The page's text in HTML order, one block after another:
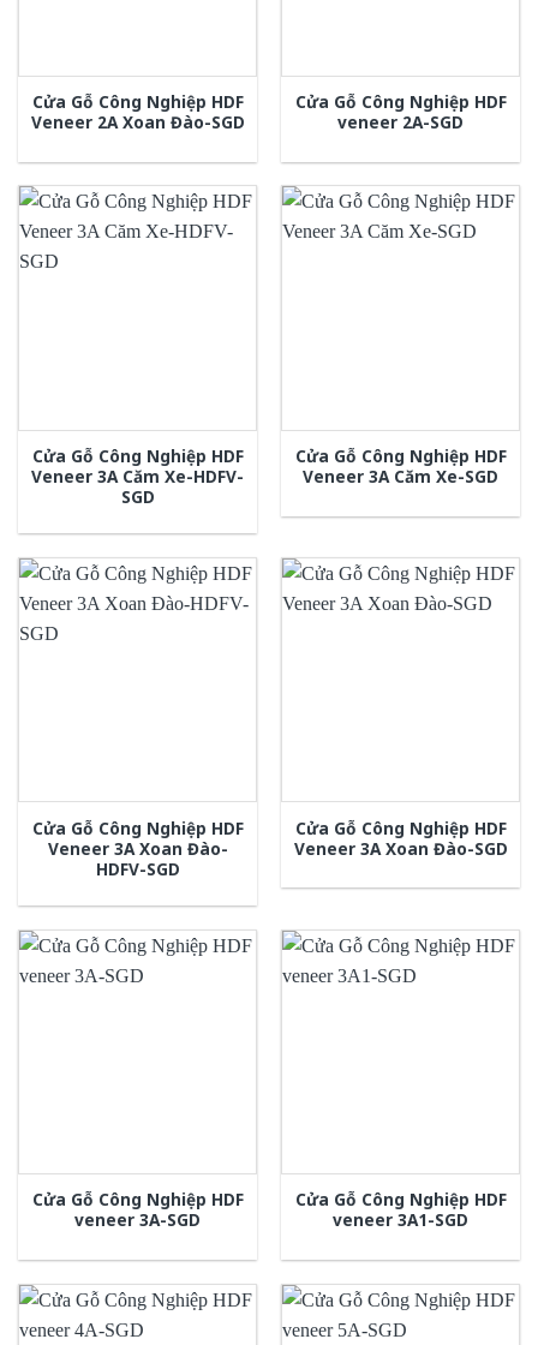
Cửa Gỗ Công Nghiệp HDF
Veneer 2A Xoan Đào-SGD
Cửa Gỗ Công Nghiệp HDF
veneer 2A-SGD
Cửa Gỗ Công Nghiệp HDF
Veneer 3A Căm Xe-HDFV-
SGD
Cửa Gỗ Công Nghiệp HDF
Veneer 3A Căm Xe-SGD
Cửa Gỗ Công Nghiệp HDF
Veneer 3A Xoan Đào-
HDFV-SGD
Cửa Gỗ Công Nghiệp HDF
Veneer 3A Xoan Đào-SGD
Cửa Gỗ Công Nghiệp HDF
veneer 3A-SGD
Cửa Gỗ Công Nghiệp HDF
veneer 3A1-SGD